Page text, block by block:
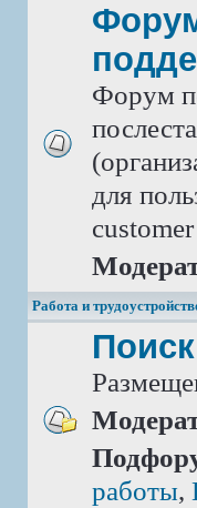
Форум
для
Работа и
работы,